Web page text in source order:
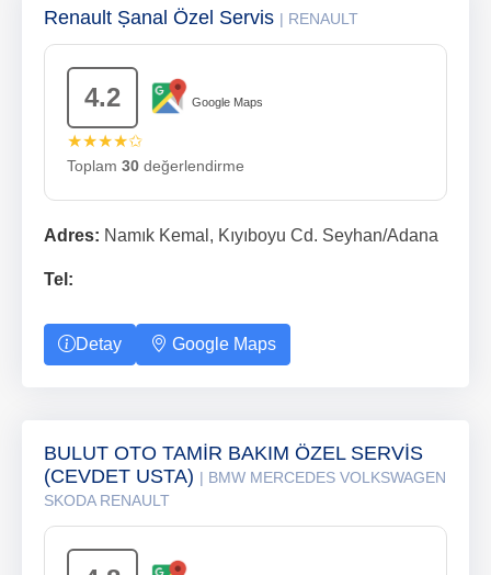
Renault Ṣanal Özel Servis | RENAULT
4.2 Google Maps
★★★★✩
Toplam 30 değerlendirme
Adres: Namık Kemal, Kıyıboyu Cd. Seyhan/Adana
Tel:
Detay Google Maps
BULUT OTO TAMİR BAKIM ÖZEL SERVİS
(CEVDET USTA) | BMW MERCEDES VOLKSWAGEN
SKODA RENAULT